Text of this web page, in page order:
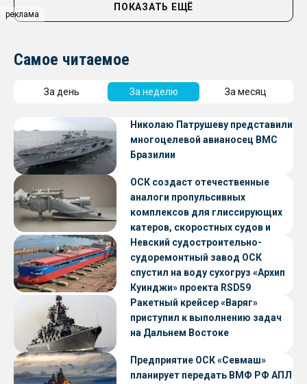
реклама
ПОКАЗАТЬ ЕЩЁ
Самое читаемое
За день За неделю За месяц
Николаю Патрушеву представили
многоцелевой авианосец ВМС
Бразилии
ОСК создаст отечественные
аналоги пропульсивных
комплексов для глиссирующих
катеров, скоростных судов и
судов с малой осадкой
Невский судостроительно-
судоремонтный завод ОСК
спустил на воду сухогруз «Архип
Куинджи» проекта RSD59
Ракетный крейсер «Варяг»
приступил к выполнению задач
на Дальнем Востоке
Предприятие ОСК «Севмаш»
планирует передать ВМФ РФ АПЛ